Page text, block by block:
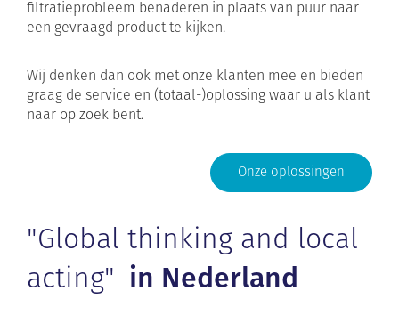
filtratieprobleem benaderen in plaats van puur naar
een gevraagd product te kijken.
Wij denken dan ook met onze klanten mee en bieden
graag de service en (totaal-)oplossing waar u als klant
naar op zoek bent.
Onze oplossingen
"Global thinking and local
acting" in Nederland